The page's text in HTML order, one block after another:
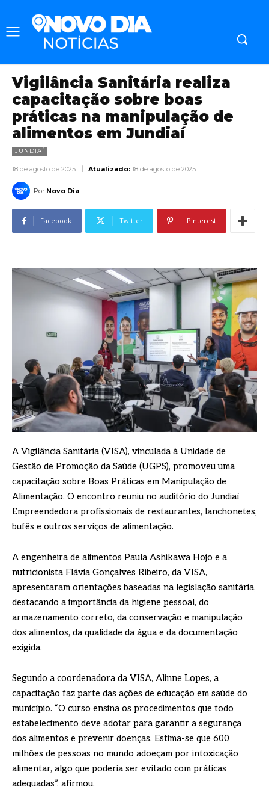
Vigilância Sanitária realiza
capacitação sobre boas
práticas na manipulação de
alimentos em Jundiaí
JUNDIAÍ
18 de agosto de 2025 Atualizado: 18 de agosto de 2025
Por Novo Dia
Facebook Twitter Pinterest
A Vigilância Sanitária (VISA), vinculada à Unidade de
Gestão de Promoção da Saúde (UGPS), promoveu uma
capacitação sobre Boas Práticas em Manipulação de
Alimentação. O encontro reuniu no auditório do Jundiaí
Empreendedora profissionais de restaurantes, lanchonetes,
bufês e outros serviços de alimentação.
A engenheira de alimentos Paula Ashikawa Hojo e a
nutricionista Flávia Gonçalves Ribeiro, da VISA,
apresentaram orientações baseadas na legislação sanitária,
destacando a importância da higiene pessoal, do
armazenamento correto, da conservação e manipulação
dos alimentos, da qualidade da água e da documentação
exigida.
Segundo a coordenadora da VISA, Alinne Lopes, a
capacitação faz parte das ações de educação em saúde do
município. “O curso ensina os procedimentos que todo
estabelecimento deve adotar para garantir a segurança
dos alimentos e prevenir doenças. Estima-se que 600
milhões de pessoas no mundo adoeçam por intoxicação
alimentar, algo que poderia ser evitado com práticas
adequadas”, afirmou.